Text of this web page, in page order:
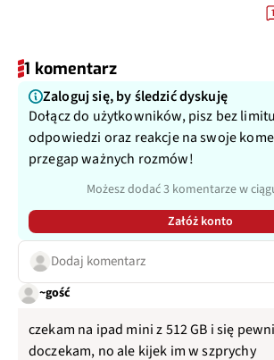
1 komentarz
Zaloguj się, by śledzić dyskuję
Dołącz do użytkowników, pisz bez
odpowiedzi oraz reakcje na swoje
przegap ważnych rozmów!
Możesz dodać 3 komentarze w
Załóż konto
Dodaj komentarz
~gość
czekam na ipad mini z 512 GB i się
doczekam, no ale kijek im w szprychy